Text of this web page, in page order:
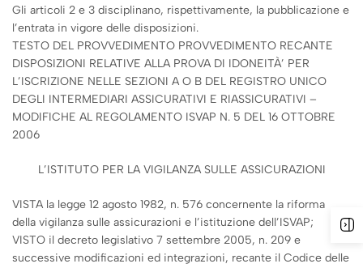
Gli articoli 2 e 3 disciplinano, rispettivamente, la pubblicazione e
l’entrata in vigore delle disposizioni.
TESTO DEL PROVVEDIMENTO PROVVEDIMENTO RECANTE
DISPOSIZIONI RELATIVE ALLA PROVA DI IDONEITÀ’ PER
L’ISCRIZIONE NELLE SEZIONI A O B DEL REGISTRO UNICO
DEGLI INTERMEDIARI ASSICURATIVI E RIASSICURATIVI –
MODIFICHE AL REGOLAMENTO ISVAP N. 5 DEL 16 OTTOBRE
2006
L’ISTITUTO PER LA VIGILANZA SULLE ASSICURAZIONI
VISTA la legge 12 agosto 1982, n. 576 concernente la riforma
della vigilanza sulle assicurazioni e l’istituzione dell’ISVAP;
VISTO il decreto legislativo 7 settembre 2005, n. 209 e
successive modificazioni ed integrazioni, recante il Codice delle